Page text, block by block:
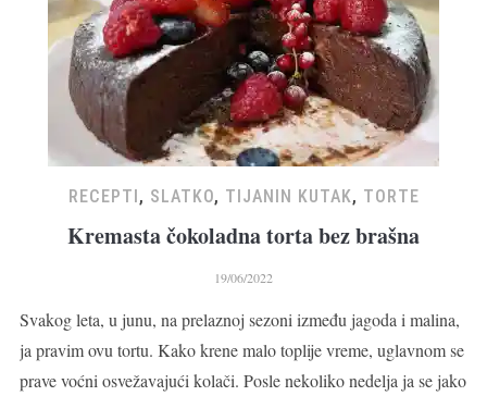
RECEPTI, SLATKO, TIJANIN KUTAK, TORTE
Kremasta čokoladna torta bez brašna
19/06/2022
Svakog leta, u junu, na prelaznoj sezoni između jagoda i malina,
ja pravim ovu tortu. Kako krene malo toplije vreme, uglavnom se
prave voćni osvežavajući kolači. Posle nekoliko nedelja ja se jako